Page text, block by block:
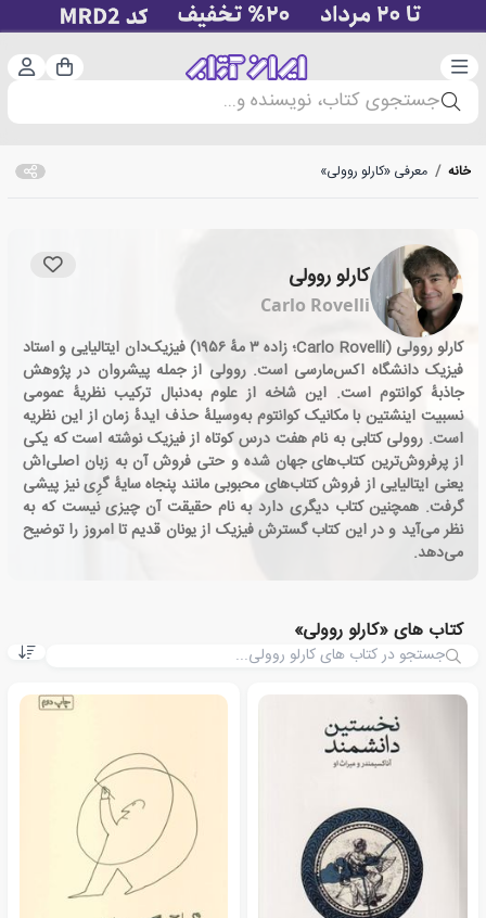
دسته‌بندی سبد
جستجوی کتاب، نویسنده و...
خانه / معرفی «کارلو روولی»
کارلو روولی
Carlo Rovelli
کارلو روولی (Carlo Rovelli؛ زاده ۳ مهٔ ۱۹۵۶) فیزیک‌دان ایتالیایی و استاد
فیزیک دانشگاه اکس‌مارسی است. روولی از جمله پیشروان در پژوهش
جاذبهٔ کوانتوم است. این شاخه از علوم به‌دنبال ترکیب نظریهٔ عمومی
نسبیت اینشتین با مکانیک کوانتوم به‌وسیلهٔ حذف ایدهٔ زمان از این نظریه
است. روولی کتابی به نام هفت درس کوتاه از فیزیک نوشته است که یکی
از پرفروش‌ترین کتاب‌های جهان شده و حتی فروش آن به زبان اصلی‌اش
یعنی ایتالیایی از فروش کتاب‌های محبوبی مانند پنجاه سایهٔ گرِی نیز پیشی
گرفت. همچنین کتاب دیگری دارد به نام حقیقت آن چیزی نیست که به
نظر می‌آید و در این کتاب گسترش فیزیک از یونان قدیم تا امروز را توضیح
می‌دهد.
کتاب های «کارلو روولی»